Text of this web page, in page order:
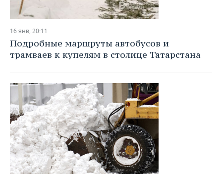
16 янв, 20:11
Подробные маршруты автобусов и
трамваев к купелям в столице Татарстана